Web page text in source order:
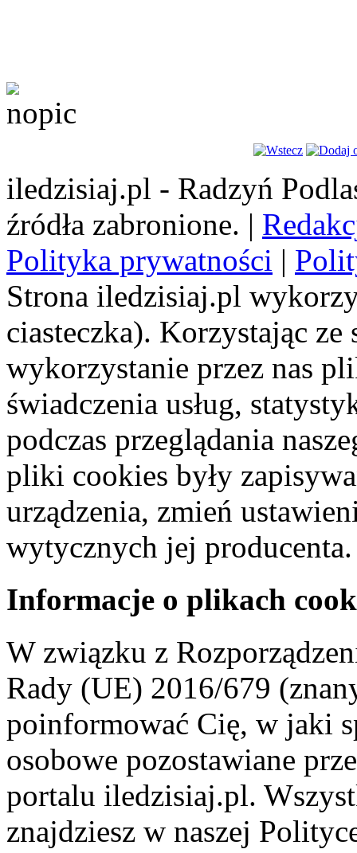
iledzisiaj.pl - Radzyń
źródła zabronione. |
Polityka prywatności |
Strona iledzisiaj.pl
ciasteczka). Korzystając
wykorzystanie przez nas
świadczenia usług,
podczas przeglądania
pliki cookies były
urządzenia, zmień
wytycznych jej producenta.
Informacje o plikach
W związku z
Rady (UE) 2016/679
poinformować Cię, w jaki
osobowe pozostawiane
portalu iledzisiaj.pl.
znajdziesz w naszej